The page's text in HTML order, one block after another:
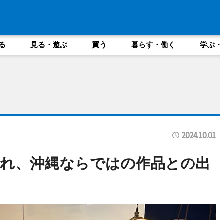
見る・遊ぶ 買う 暮らす・働く 学ぶ
2024.10.01
、沖縄ならではの作品との出